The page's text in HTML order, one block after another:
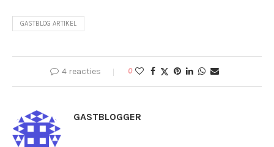
GASTBLOG ARTIKEL
4 reacties 0
GASTBLOGGER